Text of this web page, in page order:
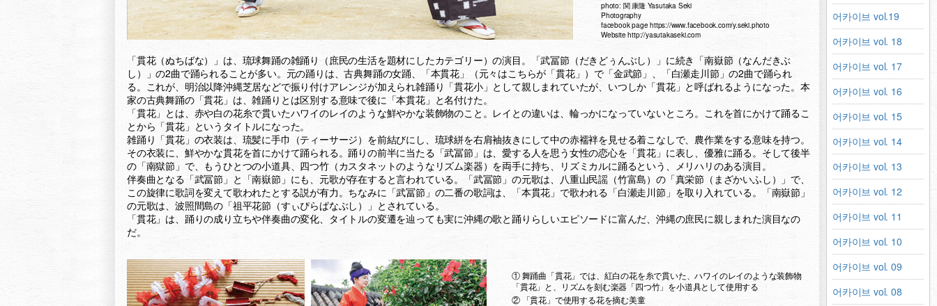
어카이브 vol.19
어카이브 vol. 18
어카이브 vol. 17
어카이브 vol. 16
어카이브 vol. 15
어카이브 vol. 14
어카이브 vol. 13
어카이브 vol. 12
어카이브 vol. 11
어카이브 vol. 10
어카이브 vol. 09
어카이브 vol. 08
photo: 関 康隆 Yasutaka Seki
Photography
facebook page https://www.facebook.com/y.seki.photo
Website http://yasutakaseki.com
「貫花（ぬちばな）」は、琉球舞踊の雑踊り（庶民の生活を題材にしたカテゴリー）の演目。「武冨節（だきどぅんぶし）」に続き「南嶽節（なんだきぶ
し）」の2曲で踊られることが多い。元の踊りは、古典舞踊の女踊、「本貫花」（元々はこちらが「貫花」）で「金武節」、「白瀬走川節」の2曲で踊られ
る。これが、明治以降沖縄芝居などで振り付けアレンジが加えられ雑踊り「貫花小」として親しまれていたが、いつしか「貫花」と呼ばれるようになった。本
家の古典舞踊の「貫花」は、雑踊りとは区別する意味で後に「本貫花」と名付けた。
「貫花」とは、赤や白の花糸で貫いたハワイのレイのような鮮やかな装飾物のこと。レイとの違いは、輪っかになっていないところ。これを首にかけて踊るこ
とから「貫花」というタイトルになった。
雑踊り「貫花」の衣装は、琉髪に手巾（ティーサージ）を前結びにし、琉球絣を右肩袖抜きにして中の赤襦袢を見せる着こなしで、農作業をする意味を持つ。
その衣装に、鮮やかな貫花を首にかけて踊られる。踊りの前半に当たる「武冨節」は、愛する人を思う女性の恋心を「貫花」に表し、優雅に踊る。そして後半
の「南獄節」で、もうひとつの小道具、四つ竹（カスタネットのようなリズム楽器）を両手に持ち、リズミカルに踊るという、メリハリのある演目。
伴奏曲となる「武冨節」と「南嶽節」にも、元歌が存在すると言われている。「武冨節」の元歌は、八重山民謡（竹富島）の「真栄節（まざかいふし）」で、
この旋律に歌詞を変えて歌われたとする説が有力。ちなみに「武冨節」の二番の歌詞は、「本貫花」で歌われる「白瀬走川節」を取り入れている。「南嶽節」
の元歌は、波照間島の「祖平花節（すぃぴらぱなぶし）」とされている。
「貫花」は、踊りの成り立ちや伴奏曲の変化、タイトルの変遷を辿っても実に沖縄の歌と踊りらしいエピソードに富んだ、沖縄の庶民に親しまれた演目なの
だ。
① 舞踊曲「貫花」では、紅白の花を糸で貫いた、ハワイのレイのような装飾物
「貫花」と、リズムを刻む楽器「四つ竹」を小道具として使用する
② 「貫花」で使用する花を摘む美童